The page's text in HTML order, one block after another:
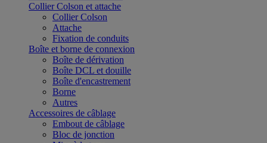
Collier Colson et attache
Collier Colson
Attache
Fixation de conduits
Boîte et borne de connexion
Boîte de dérivation
Boîte DCL et douille
Boîte d'encastrement
Borne
Autres
Accessoires de câblage
Embout de câblage
Bloc de jonction